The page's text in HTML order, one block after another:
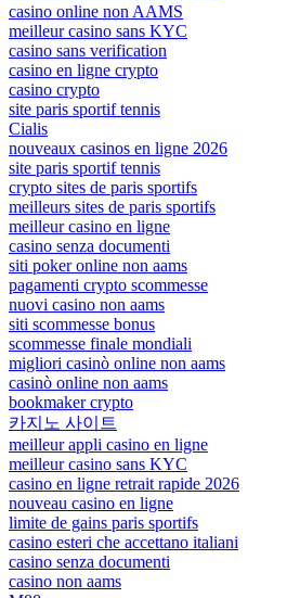
casino online non AAMS
meilleur casino sans KYC
casino sans verification
casino en ligne crypto
casino crypto
site paris sportif tennis
Cialis
nouveaux casinos en ligne 2026
site paris sportif tennis
crypto sites de paris sportifs
meilleurs sites de paris sportifs
meilleur casino en ligne
casino senza documenti
siti poker online non aams
pagamenti crypto scommesse
nuovi casino non aams
siti scommesse bonus
scommesse finale mondiali
migliori casinò online non aams
casinò online non aams
bookmaker crypto
카지노 사이트
meilleur appli casino en ligne
meilleur casino sans KYC
casino en ligne retrait rapide 2026
nouveau casino en ligne
limite de gains paris sportifs
casino esteri che accettano italiani
casino senza documenti
casino non aams